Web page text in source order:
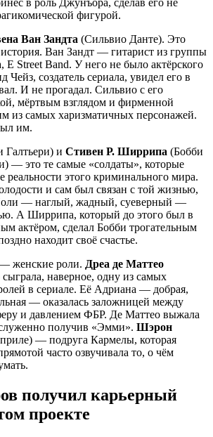
в роль Джунъора, сделав его не
фигурой.
Ван Зандта (Сильвио Данте). Это
Ван Зандт — гитарист из группы
Street Band. У него не было актёрского
создатель сериала, увидел его в
И не прогадал. Сильвио с его
мёртвым взглядом и фирменной
из самых харизматичных персонажей.
им.
Галтьери) и Стивен Р. Ширрипа (Бобби
— это те самые «солдаты», которые
реальности этого криминального мира.
и сам был связан с той жизнью,
— наглый, жадный, суеверный —
А Ширрипа, который до этого был в
актёром, сделал Бобби трогательным
находит своё счастье.
женские роли. Дреа де Маттео
наверное, одну из самых
в сериале. Её Адриана — добрая,
— оказалась заложницей между
и давлением ФБР. Де Маттео выжала
получив «Эмми». Шэрон
— подруга Кармелы, которая
часто озвучивала то, о чём
получил карьерный
проекте